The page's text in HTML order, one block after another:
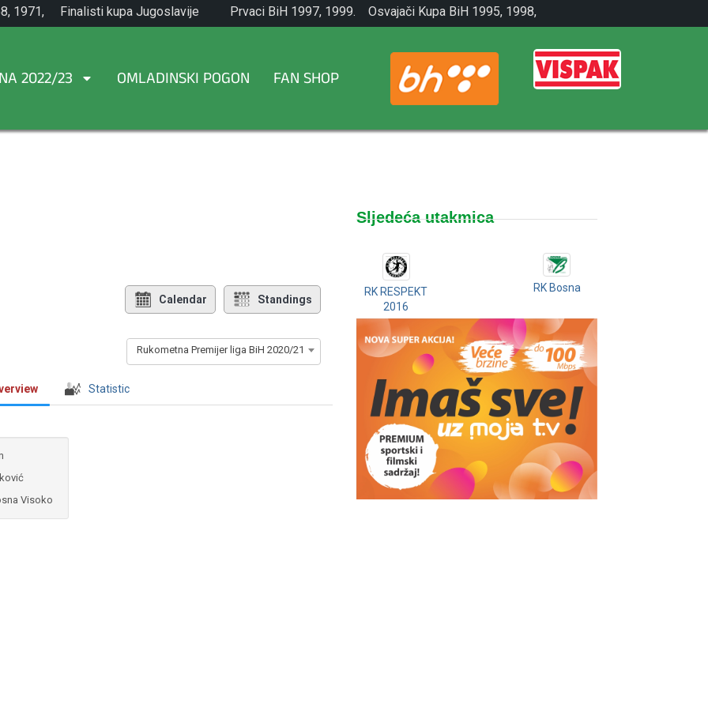
1971,
Finalisti kupa Jugoslavije
1965.
Prvaci BiH 1997, 1999.
Osvajači Kupa BiH 1995, 1998,
2001.
2022/23 OMLADINSKI POGON FAN SHOP
Calendar Standings
Rukometna Premijer liga BiH 2020/21
Statistic
Visoko
Sljedeća utakmica
RK RESPEKT
2016
RK Bosna